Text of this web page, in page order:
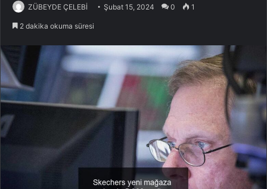
ZÜBEYDE ÇELEBİ Şubat 15, 2024 0 1
2 dakika okuma süresi